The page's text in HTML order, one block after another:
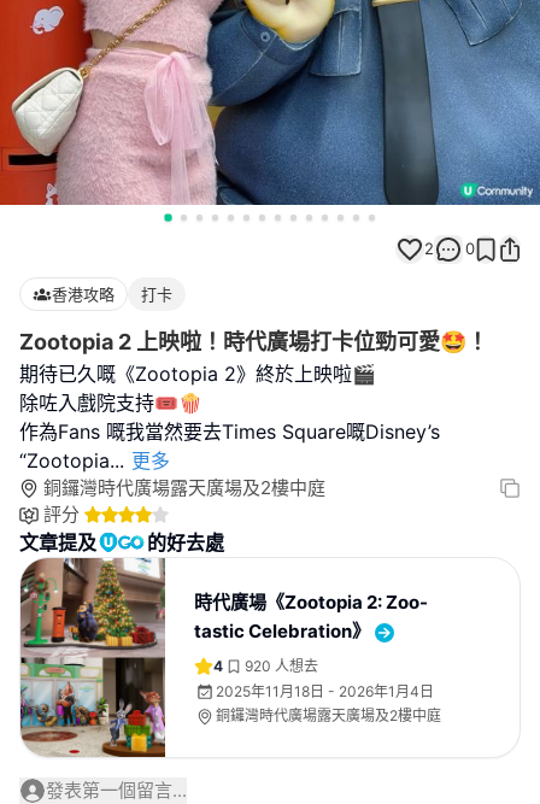
2 0
香港攻略 打卡
Zootopia 2 上映啦！時代廣場打卡位勁可愛🤩！
期待已久嘅《Zootopia 2》終於上映啦🎬
除咗入戲院支持🎟️🍿
作為Fans 嘅我當然要去Times Square嘅Disney’s
“Zootopia... 更多
銅鑼灣時代廣場露天廣場及2樓中庭
評分
文章提及 的好去處
時代廣場《Zootopia 2: Zoo-
tastic Celebration》
4 920 人想去
2025年11月18日 - 2026年1月4日
銅鑼灣時代廣場露天廣場及2樓中庭
發表第一個留言...